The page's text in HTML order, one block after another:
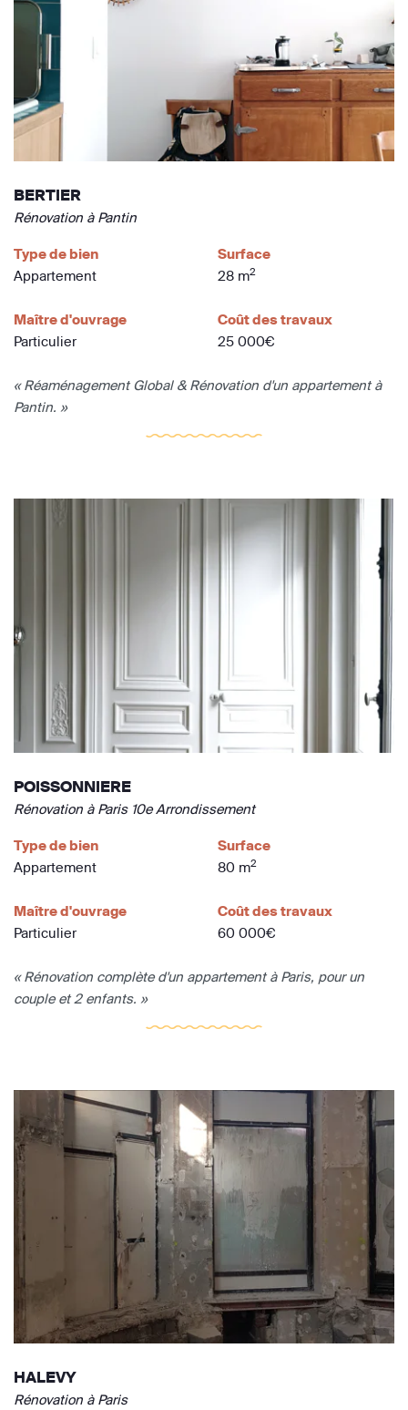
BERTIER
Rénovation à Pantin
Type de bien
Appartement
Surface
28 m2
Maître d'ouvrage
Particulier
Coût des travaux
25 000€
« Réaménagement Global & Rénovation d'un appartement à
Pantin. »
POISSONNIERE
Rénovation à Paris 10e Arrondissement
Type de bien
Appartement
Surface
80 m2
Maître d'ouvrage
Particulier
Coût des travaux
60 000€
« Rénovation complète d'un appartement à Paris, pour un
couple et 2 enfants. »
HALEVY
Rénovation à Paris